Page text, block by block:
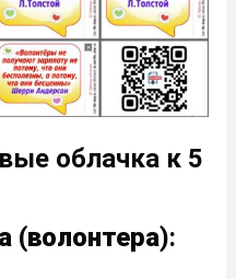
облачка к 5
(волонтера):